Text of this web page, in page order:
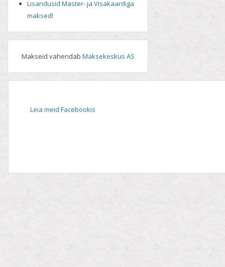
Lisandusid Master- ja Visakaardiga
maksed!
Makseid vahendab Maksekeskus AS
Leia meid Facebookis